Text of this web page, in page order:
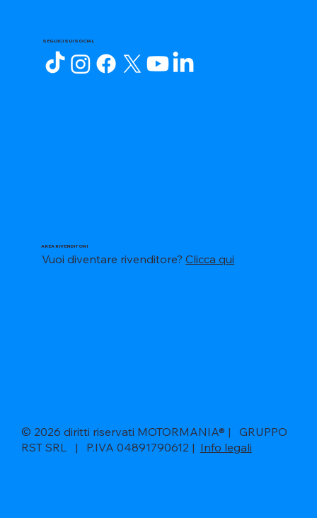
SEGUICI SUI SOCIAL
AREA RIVENDITORI
Vuoi diventare rivenditore?Clicca qui
© 2026 diritti riservati MOTORMANIA® | GRUPPO
RST SRL | P.IVA 04891790612 | Info legali